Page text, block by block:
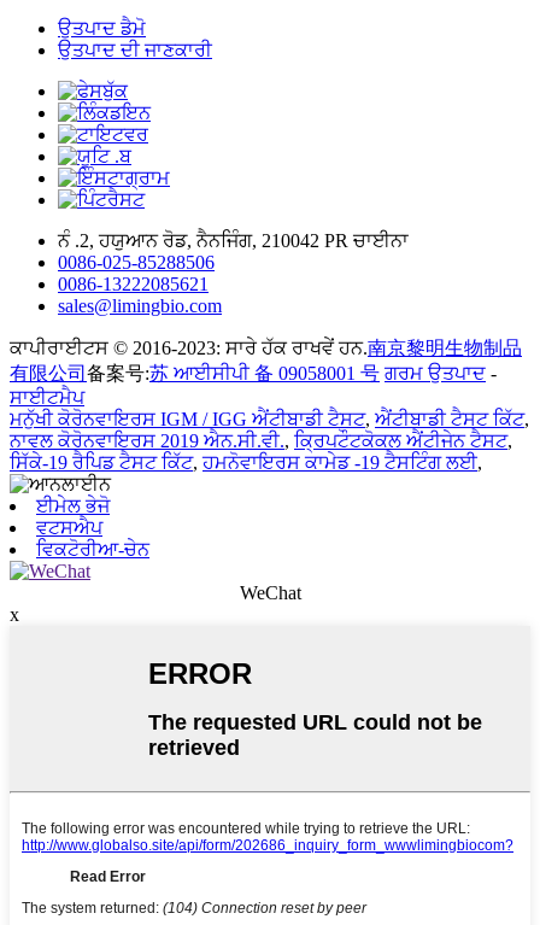
ਉਤਪਾਦ ਡੈਮੋ
ਉਤਪਾਦ ਦੀ ਜਾਣਕਾਰੀ
ਨੰ .2, ਹਯੁਆਨ ਰੋਡ, ਨੈਨਜਿੰਗ, 210042 PR ਚਾਈਨਾ
0086-025-85288506
0086-13222085621
sales@limingbio.com
ਕਾਪੀਰਾਈਟਸ © 2016-2023: ਸਾਰੇ ਹੱਕ ਰਾਖਵੇਂ ਹਨ.南京黎明生物制品
有限公司 备案号:苏 ਆਈਸੀਪੀ 备 09058001 号 ਗਰਮ ਉਤਪਾਦ -
ਸਾਈਟਮੈਪ
ਮਨੁੱਖੀ ਕੋਰੋਨਵਾਇਰਸ IGM / IGG ਐਂਟੀਬਾਡੀ ਟੈਸਟ, ਐਂਟੀਬਾਡੀ ਟੈਸਟ ਕਿੱਟ,
ਨਾਵਲ ਕੋਰੋਨਵਾਇਰਸ 2019 ਐਨ.ਸੀ.ਵੀ., ਕ੍ਰਿਪਟੌਟਕੋਕਲ ਐਂਟੀਜੇਨ ਟੈਸਟ,
ਸਿੱਕੇ-19 ਰੈਪਿਡ ਟੈਸਟ ਕਿੱਟ,ਹਮਨੋਵਾਇਰਸ ਕਾਮੇਡ -19 ਟੈਸਟਿੰਗ ਲਈ,
ਈਮੇਲ ਭੇਜੋ
ਵਟਸਐਪ
ਵਿਕਟੋਰੀਆ-ਚੇਨ
WeChat
x